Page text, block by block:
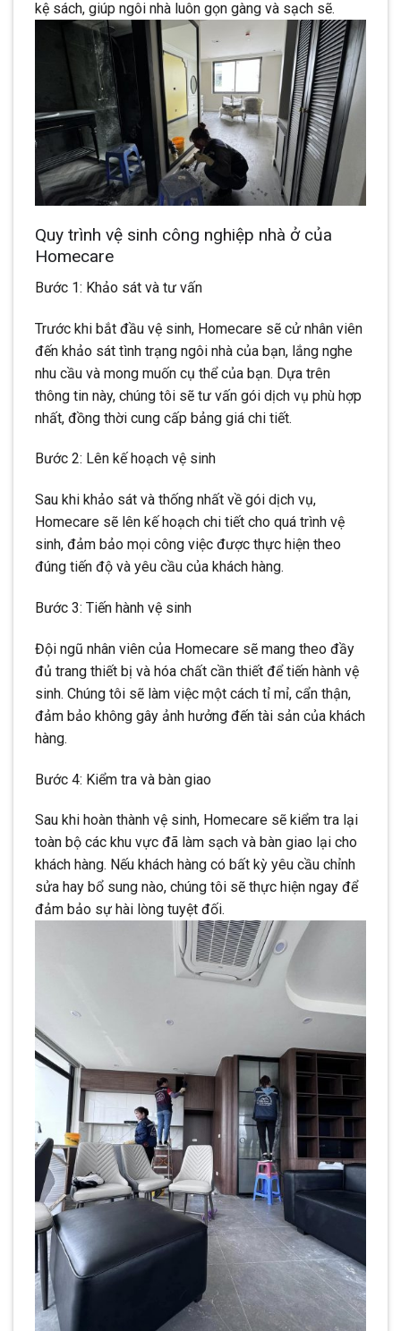
kệ sách, giúp ngôi nhà luôn gọn gàng và sạch sẽ.
Quy trình vệ sinh công nghiệp nhà ở của
Homecare
Bước 1: Khảo sát và tư vấn
Trước khi bắt đầu vệ sinh, Homecare sẽ cử nhân viên
đến khảo sát tình trạng ngôi nhà của bạn, lắng nghe
nhu cầu và mong muốn cụ thể của bạn. Dựa trên
thông tin này, chúng tôi sẽ tư vấn gói dịch vụ phù hợp
nhất, đồng thời cung cấp bảng giá chi tiết.
Bước 2: Lên kế hoạch vệ sinh
Sau khi khảo sát và thống nhất về gói dịch vụ,
Homecare sẽ lên kế hoạch chi tiết cho quá trình vệ
sinh, đảm bảo mọi công việc được thực hiện theo
đúng tiến độ và yêu cầu của khách hàng.
Bước 3: Tiến hành vệ sinh
Đội ngũ nhân viên của Homecare sẽ mang theo đầy
đủ trang thiết bị và hóa chất cần thiết để tiến hành vệ
sinh. Chúng tôi sẽ làm việc một cách tỉ mỉ, cẩn thận,
đảm bảo không gây ảnh hưởng đến tài sản của khách
hàng.
Bước 4: Kiểm tra và bàn giao
Sau khi hoàn thành vệ sinh, Homecare sẽ kiểm tra lại
toàn bộ các khu vực đã làm sạch và bàn giao lại cho
khách hàng. Nếu khách hàng có bất kỳ yêu cầu chỉnh
sửa hay bổ sung nào, chúng tôi sẽ thực hiện ngay để
đảm bảo sự hài lòng tuyệt đối.